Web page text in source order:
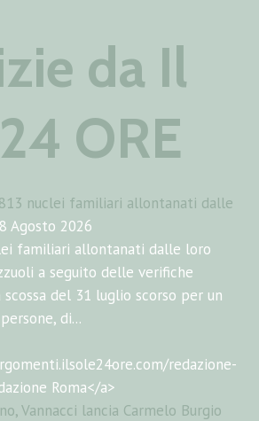
da Il
ORE
nuclei familiari allontanati dalle
8 Agosto 2026
familiari allontanati dalle loro
a seguito delle verifiche
del 31 luglio scorso per un
di...
redazione-
Roma</a>
Vannacci lancia Carmelo Burgio